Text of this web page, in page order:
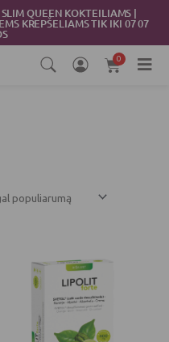
QUEEN KOKTEILIAMS |
KREPŠELIAMS TIK IKI 07 07
0
Cart